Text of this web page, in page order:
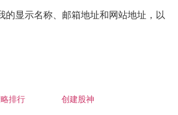
的显示名称、邮箱地址和网站地址，以
排行 创建股神